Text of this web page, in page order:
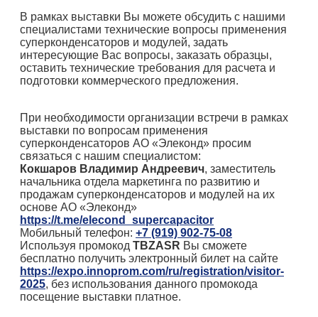
В рамках выставки Вы можете обсудить с нашими
специалистами технические вопросы применения
суперконденсаторов и модулей, задать
интересующие Вас вопросы, заказать образцы,
оставить технические требования для расчета и
подготовки коммерческого предложения.
При необходимости организации встречи в рамках
выставки по вопросам применения
суперконденсаторов АО «Элеконд» просим
связаться с нашим специалистом:
Кокшаров Владимир Андреевич, заместитель
начальника отдела маркетинга по развитию и
продажам суперконденсаторов и модулей на их
основе АО «Элеконд»
https://t.me/elecond_supercapacitor
Мобильный телефон: +7 (919) 902-75-08
Используя промокод TBZASR Вы сможете
бесплатно получить электронный билет на сайте
https://expo.innoprom.com/ru/registration/visitor-
2025, без использования данного промокода
посещение выставки платное.